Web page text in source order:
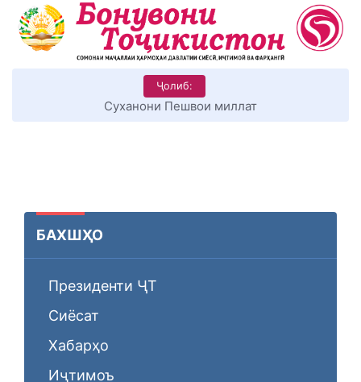
Ҷолиб:
КИТОБХОНИРО ДАР ХУД ТАШАККУЛ ДИҲЕМ
БАХШҲО
Президенти ҶТ
Сиёсат
Хабарҳо
Иҷтимоъ